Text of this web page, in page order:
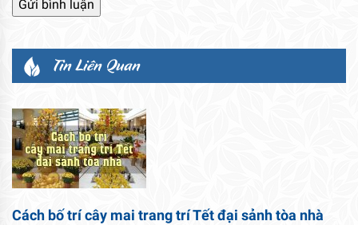
Tin Liên Quan
Cách bố trí cây mai trang trí Tết đại sảnh tòa nhà